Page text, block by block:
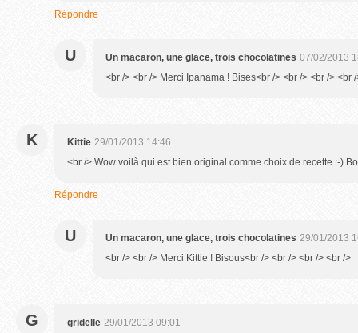
Répondre
U Un macaron, une glace, trois chocolatines 07/02/2013
<br /> <br /> Merci Ipanama ! Bises<br /> <br /> <br /> <br
K Kittie 29/01/2013 14:46
<br /> Wow voilà qui est bien original comme choix de recette :-)
Répondre
U Un macaron, une glace, trois chocolatines 29/01/2013
<br /> <br /> Merci Kittie ! Bisous<br /> <br /> <br /> <br />
G gridelle 29/01/2013 09:01